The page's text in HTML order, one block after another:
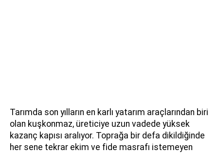
Tarımda son yılların en karlı yatarım araçlarından biri
olan kuşkonmaz, üreticiye uzun vadede yüksek
kazanç kapısı aralıyor. Toprağa bir defa dikildiğinde
her sene tekrar ekim ve fide masrafı istemeyen